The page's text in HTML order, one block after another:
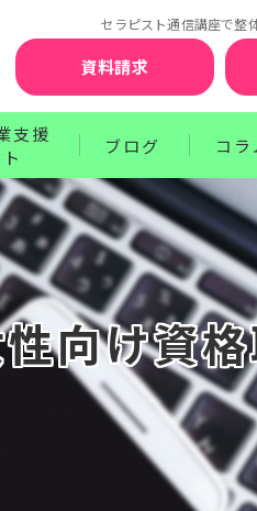
セラピスト通信講座で整
資料請求
ターコース
ス
支援
ポート
ログラム
ブログ
お知らせ
ワンポイントレッスン
コラ
セラピスト
講師紹介
受講前の不
お申込みか
受講生の声
卒業生の声
受講料のお
向け資